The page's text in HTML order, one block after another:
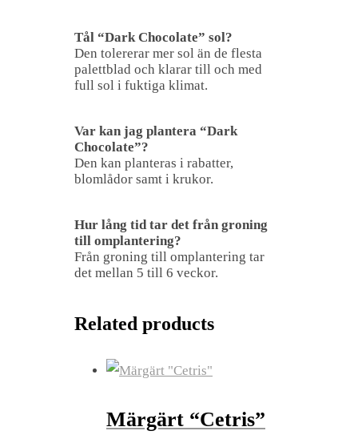
Tål “Dark Chocolate” sol?
Den tolererar mer sol än de flesta
palettblad och klarar till och med
full sol i fuktiga klimat.
Var kan jag plantera “Dark
Chocolate”?
Den kan planteras i rabatter,
blomlådor samt i krukor.
Hur lång tid tar det från groning
till omplantering?
Från groning till omplantering tar
det mellan 5 till 6 veckor.
Related products
Märgärt “Cetris”